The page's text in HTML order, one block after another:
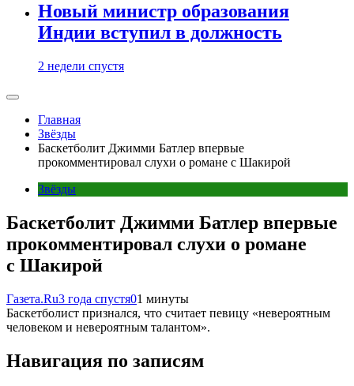
Новый министр образования
Индии вступил в должность
2 недели спустя
Главная
Звёзды
Баскетболит Джимми Батлер впервые
прокомментировал слухи о романе с Шакирой
Звёзды
Баскетболит Джимми Батлер впервые
прокомментировал слухи о романе
с Шакирой
Газета.Ru3 года спустя01 минуты
Баскетболист признался, что считает певицу «невероятным
человеком и невероятным талантом».
Навигация по записям